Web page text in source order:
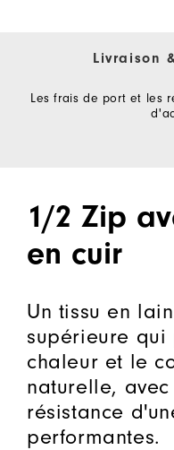
Livraison
Les frais de port et les
1/2 Zip
en cuir
Un tissu en
supérieure
chaleur et le
naturelle,
résistance
performantes.